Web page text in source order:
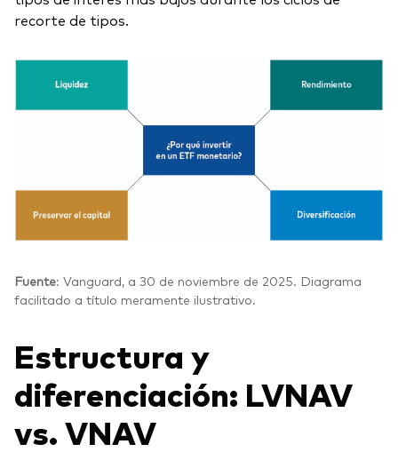
recorte de tipos.
Fuente: Vanguard, a 30 de noviembre de 2025. Diagrama
facilitado a título meramente ilustrativo.
Estructura y
diferenciación: LVNAV
vs. VNAV